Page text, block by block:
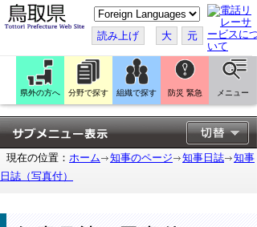
こ
の
ペ
ー
ジ
翻
訳
す
る
読み上げ 大 元
県外の方へ 分野で探す 組織で探す 防災 緊急 メニュー
現在の位置： ホーム 知事のページ 知事日誌
知事
日誌（写真付）